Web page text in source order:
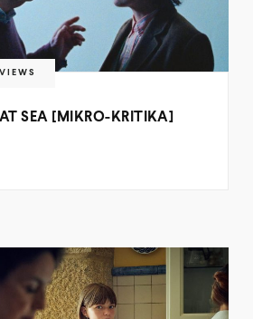
SEA [MIKRO-KRITIKA]